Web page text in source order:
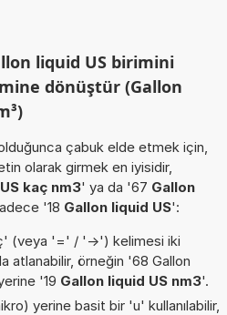
liquid US birimini
dönüştür (Gallon
çabuk elde etmek için,
olarak girmek en iyisidir,
kaç nm3' ya da '67 Gallon
'18 Gallon liquid US':
(veya '=' / '->') kelimesi iki
atlanabilir, örneğin '68 Gallon
'19 Gallon liquid US nm3'.
yerine basit bir 'u' kullanılabilir,